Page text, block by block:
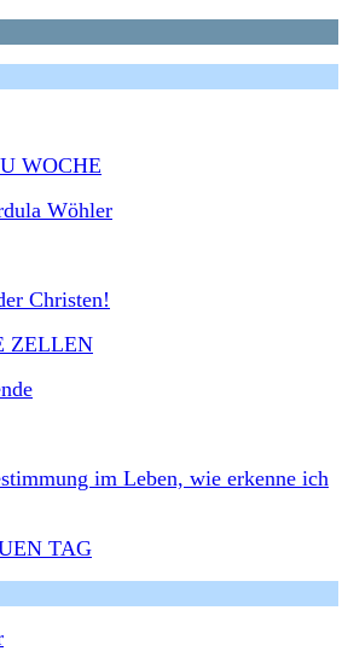
WOCHE
Wöhler
Christen!
ZELLEN
im Leben, wie erkenne ich
TAG